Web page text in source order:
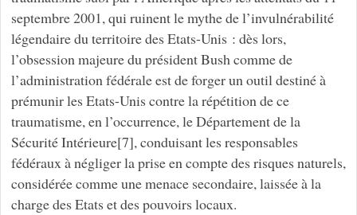
septembre 2001, qui ruinent le mythe de l’invulnérabilité
légendaire du territoire des Etats-Unis : dès lors,
l’obsession majeure du président Bush comme de
l’administration fédérale est de forger un outil destiné à
prémunir les Etats-Unis contre la répétition de ce
traumatisme, en l’occurrence, le Département de la
Sécurité Intérieure[7], conduisant les responsables
fédéraux à négliger la prise en compte des risques naturels,
considérée comme une menace secondaire, laissée à la
charge des Etats et des pouvoirs locaux.